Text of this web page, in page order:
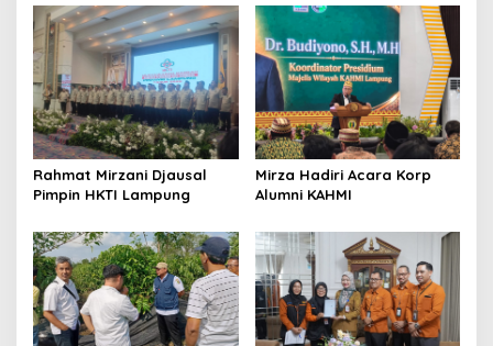
n
Rahmat Mirzani Djausal
Pimpin HKTI Lampung
Mirza Hadiri Acara Korp
Alumni KAHMI